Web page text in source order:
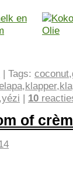
| Tags: coconut,
,klapper,
,yé​zi | 10
of